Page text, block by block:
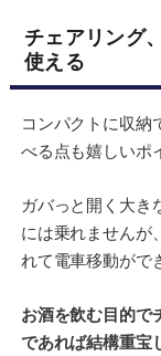
チェアリング
使える
コンパクトに収納
べる点も嬉しいポ
ガバっと開く大き
には乗れませんが
れて電車移動がで
お酒を飲む目的で
であれば結構重宝